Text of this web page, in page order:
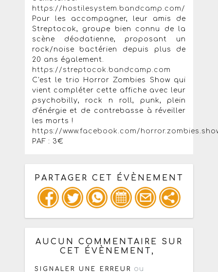
https://hostilesystem.bandcamp.com/
Pour les accompagner, leur amis de
Streptocok, groupe bien connu de la
scène déodatienne, proposant un
rock/noise bactérien depuis plus de
20 ans également.
https://streptocok.bandcamp.com
C'est le trio Horror Zombies Show qui
vient compléter cette affiche avec leur
psychobilly, rock n roll, punk, plein
d'énérgie et de contrebasse à réveiller
les morts !
https://www.facebook.com/
PAF : 3€
PARTAGER CET ÉVÈNEMENT
Copiez les infos ci-dessous pour un
: mail / forum / réseau social
AUCUN COMMENTAIRE SUR
CET ÉVÈNEMENT,
SIGNALER UNE ERREUR ou